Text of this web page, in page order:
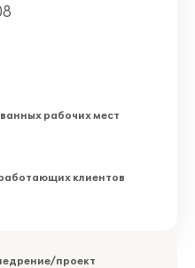
рабочих мест
клиентов
проект